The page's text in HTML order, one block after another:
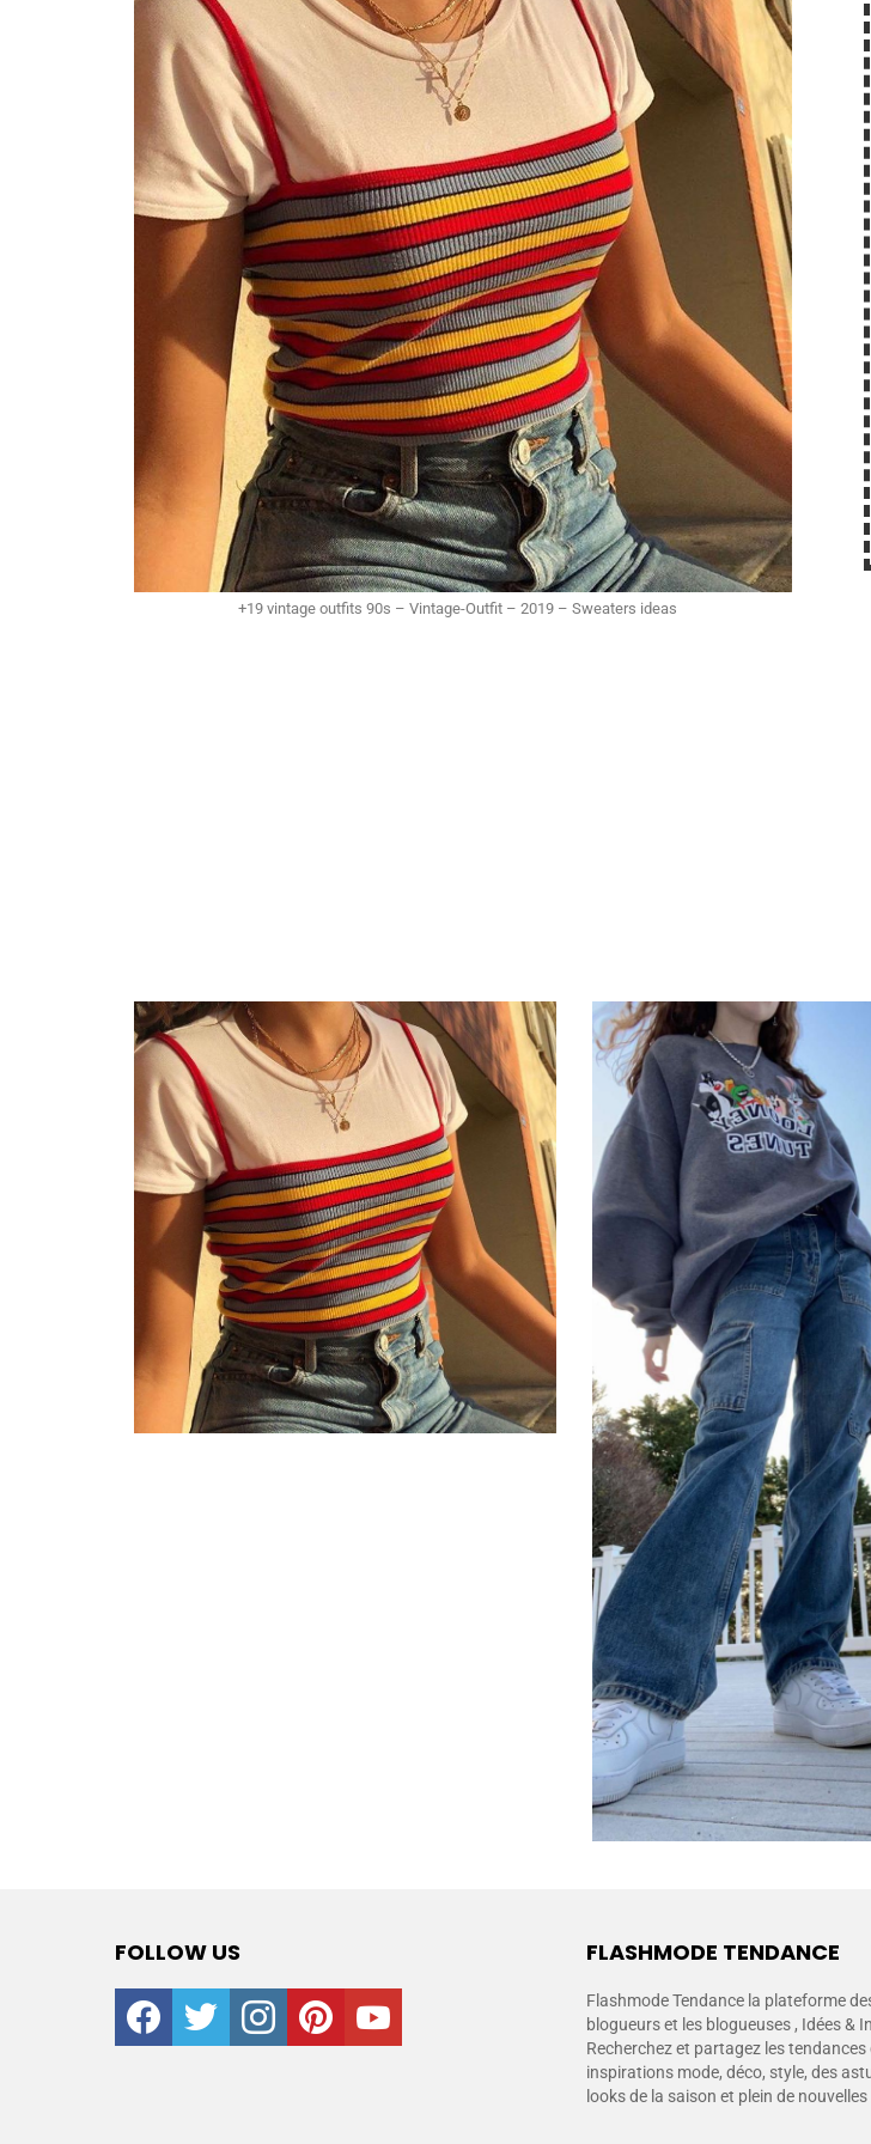
+19 vintage outfits 90s – Vintage-Outfit – 2019 – Sweaters ideas
FOLLOW US
facebooktwitter instagrampinterestyoutube
FLASHMODE TENDANCE
Flashmode Tendance la plateforme
blogueurs et les blogueuses , Idées &
Recherchez et partagez les tendances
inspirations mode, déco, style, des
looks de la saison et plein de nouvelles